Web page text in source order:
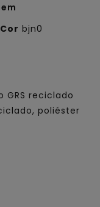
bjn0
GRS reciclado
poliéster